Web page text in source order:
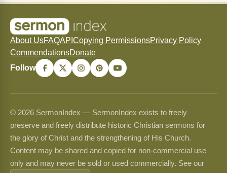
About UsFAQAPI Copying PermissionsPrivacy Policy
CommendationsDonate
Follow
© 2026 SermonIndex — SermonIndex exists to freely
preserve and freely distribute historic Christian sermons for
the glory of Christ and the strengthening of His Church.
Content may be shared and copied for non-commercial use
only and may never be sold or used commercially. See our